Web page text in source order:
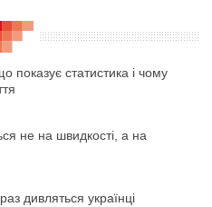
показує статистика і чому
не на швидкості, а на
дивляться українці